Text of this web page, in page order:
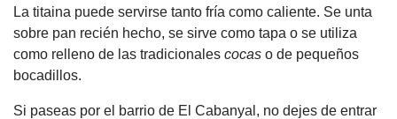
La titaina puede servirse tanto fría como caliente. Se unta
sobre pan recién hecho, se sirve como tapa o se utiliza
como relleno de las tradicionales cocas o de pequeños
bocadillos.
Si paseas por el barrio de El Cabanyal, no dejes de entrar